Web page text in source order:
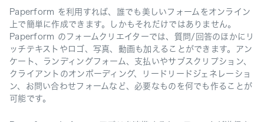
Paperform を利用すれば、誰でも美しいフォームをオンライン
上で簡単に作成できます。しかもそれだけではありません。
Paperform のフォームクリエイターでは、質問/回答のほかにリ
ッチテキストやロゴ、写真、動画も加えることができます。アン
ケート、ランディングフォーム、支払いやサブスクリプション、
クライアントのオンボーディング、リードリードジェネレーショ
ン、お問い合わせフォームなど、必要なものを何でも作ることが
可能です。